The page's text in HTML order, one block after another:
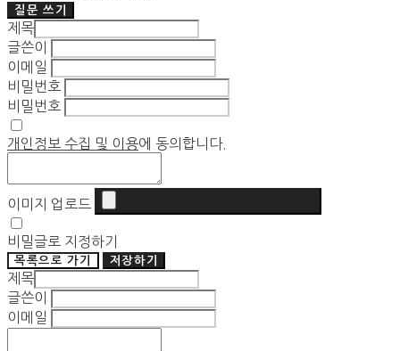
질문 쓰기
제목
글쓴이
이메일
비밀번호
비밀번호
개인정보 수집 및 이용에 동의합니다.
이미지 업로드
비밀글로 지정하기
목록으로 가기 저장하기
제목
글쓴이
이메일